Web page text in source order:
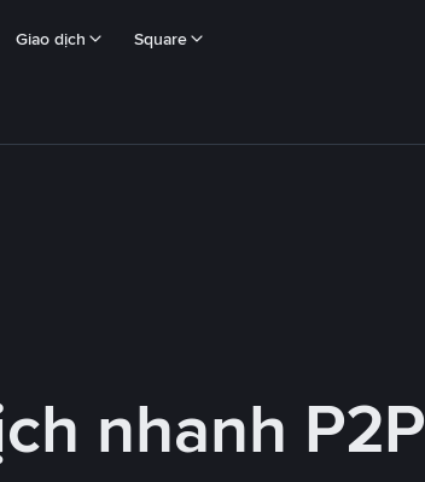
Giao dịch Square
nhanh P2P